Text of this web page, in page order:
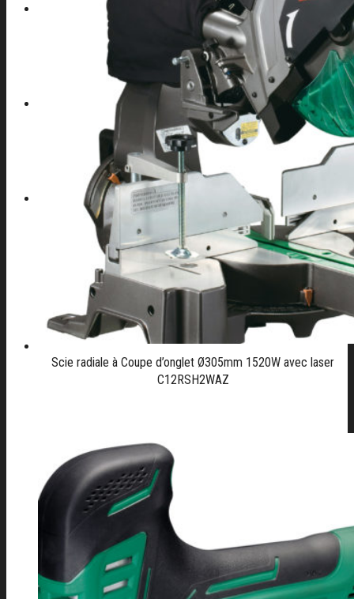
A PROPOS D’AFSE
CONTACT
04 42 82 44 70
Scie radiale à Coupe d’onglet Ø305mm 1520W avec laser
C12RSH2WAZ